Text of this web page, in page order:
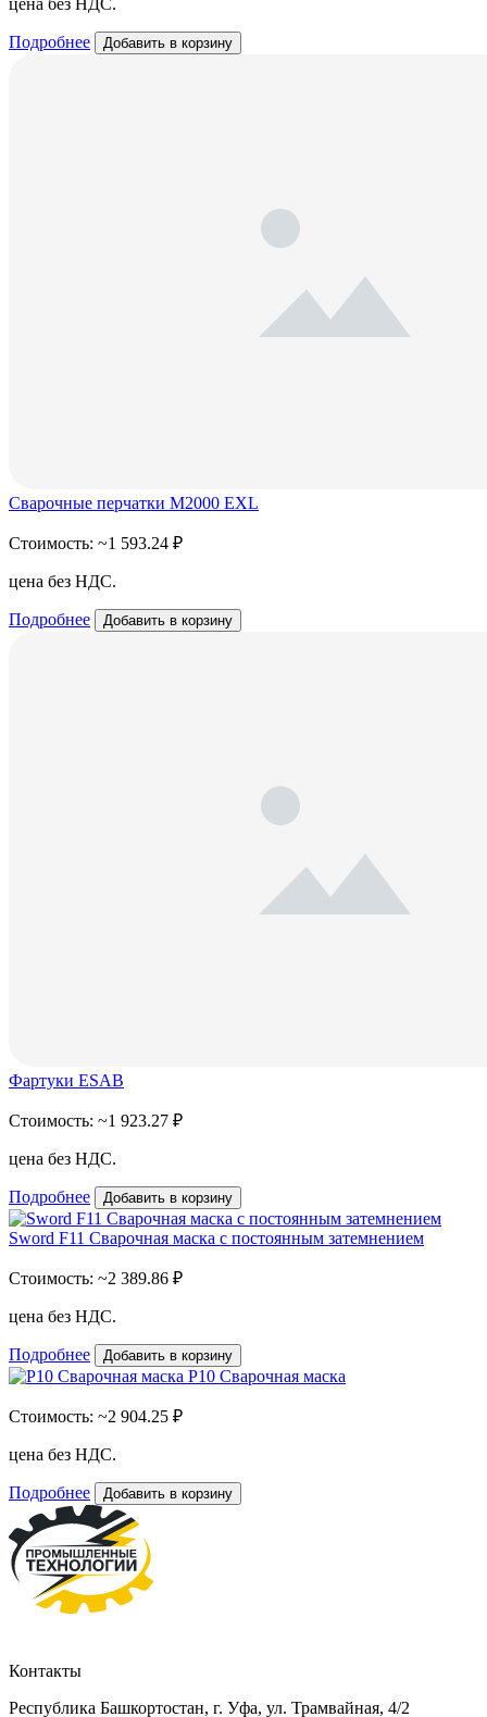
цена без НДС.
Подробнее Добавить в корзину
Сварочные перчатки M2000 EXL
Стоимость: ~1 593.24 ₽
цена без НДС.
Подробнее Добавить в корзину
Фартуки ESAB
Стоимость: ~1 923.27 ₽
цена без НДС.
Подробнее Добавить в корзину
Sword F11 Сварочная маска с постоянным затемнением
Стоимость: ~2 389.86 ₽
цена без НДС.
Подробнее Добавить в корзину
P10 Сварочная маска
Стоимость: ~2 904.25 ₽
цена без НДС.
Подробнее Добавить в корзину
Контакты
Республика Башкортостан, г. Уфа, ул. Трамвайная, 4/2